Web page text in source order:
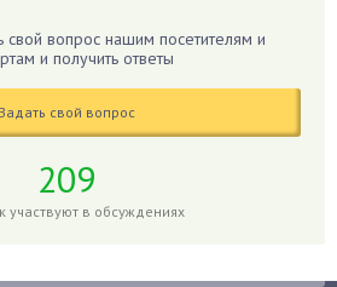
вопрос нашим посетителям и
и получить ответы
Задать свой вопрос
209
участвуют в обсуждениях